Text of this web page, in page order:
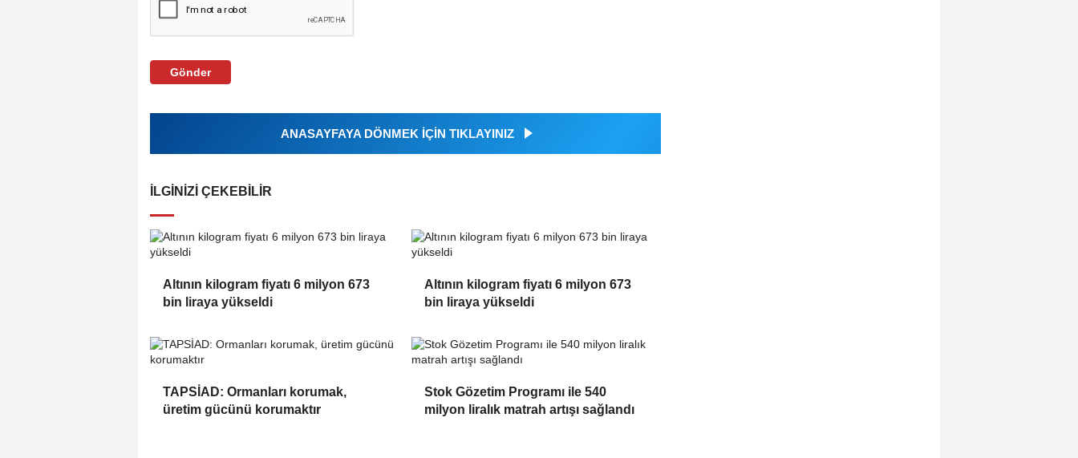
Gönder
ANASAYFAYA DÖNMEK İÇİN TIKLAYINIZ
İLGINIZI ÇEKEBILIR
Altının kilogram fiyatı 6 milyon 673
bin liraya yükseldi
Altının kilogram fiyatı 6 milyon 673
bin liraya yükseldi
TAPSİAD: Ormanları korumak,
üretim gücünü korumaktır
Stok Gözetim Programı ile 540
milyon liralık matrah artışı sağlandı